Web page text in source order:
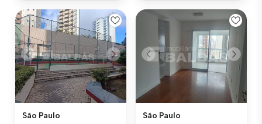
São Paulo São Paulo